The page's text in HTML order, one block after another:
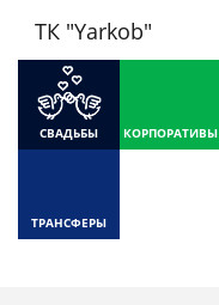
ТК "Yarkob"
СВАДЬБЫ КОРПОРАТИВЫ
ТРАНСФЕРЫ